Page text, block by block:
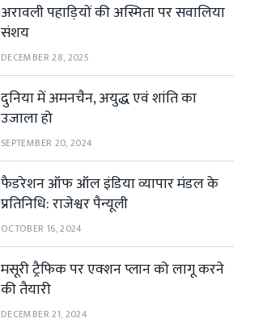
अरावली पहाड़ियों की अस्मिता पर सवालिया
संशय
DECEMBER 28, 2025
दुनिया में अमनचैन, अयुद्ध एवं शांति का
उजाला हो
SEPTEMBER 20, 2024
फैडरेशन ऑफ ऑल इंडिया व्यापार मंडल के
प्रतिनिधि: राजेश्वर पैन्यूली
OCTOBER 16, 2024
मसूरी ट्रैफिक पर एक्शन प्लान को लागू करने
की तैयारी
DECEMBER 21, 2024